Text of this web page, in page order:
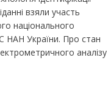
взяли участь
національного
НАН України. Про стан
аналізу